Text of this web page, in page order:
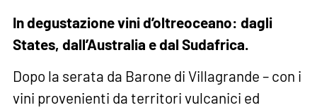
In degustazione vini d’oltreoceano: dagli
States, dall’Australia e dal Sudafrica.
Dopo la serata da Barone di Villagrande – con i
vini provenienti da territori vulcanici ed